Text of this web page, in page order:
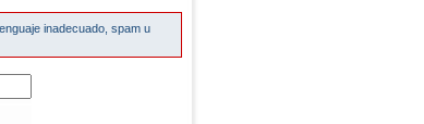
inadecuado, spam u